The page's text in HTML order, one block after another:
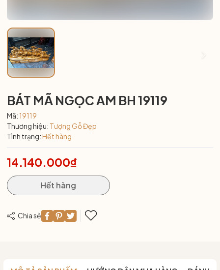
BÁT MÃ NGỌC AM BH 19119
Mã: 19119
Thương hiệu: Tượng Gỗ Đẹp
Tình trạng:Hết hàng
14.140.000₫
Hết hàng
Chia sẻ